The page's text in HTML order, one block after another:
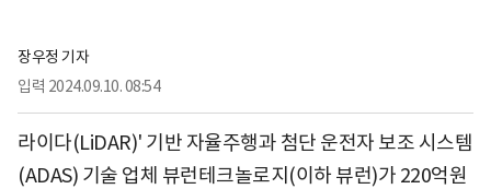
장우정 기자
입력 2024.09.10. 08:54
라이다(LiDAR)' 기반 자율주행과 첨단 운전자 보조 시스템
(ADAS) 기술 업체 뷰런테크놀로지(이하 뷰런)가 220억원